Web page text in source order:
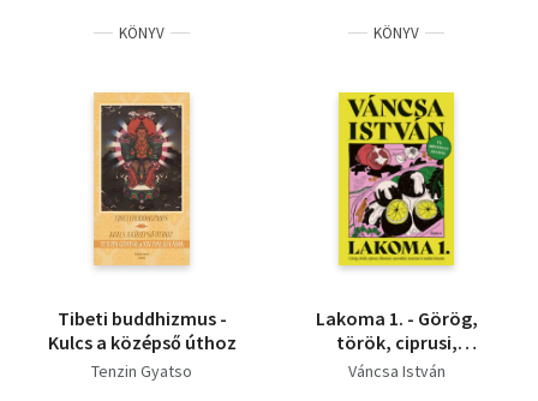
KÖNYV
Tibeti buddhizmus -
Kulcs a középső úthoz
Tenzin Gyatso
KÖNYV
Lakoma 1. - Görög,
török, ciprusi,
libanoni, marokkói,
Váncsa István